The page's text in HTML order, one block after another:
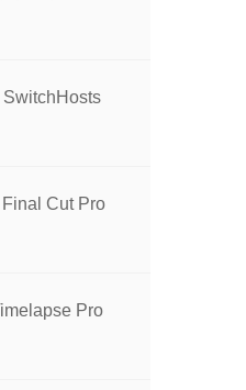
Cut Pro
Pro